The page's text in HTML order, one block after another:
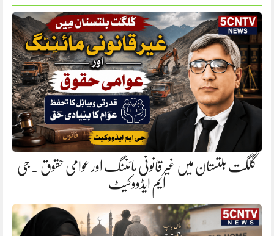
گلگت بلتستان میں غیر قانونی مائننگ اور عوامی حقوق . جی
ایم ایڈووکیٹ